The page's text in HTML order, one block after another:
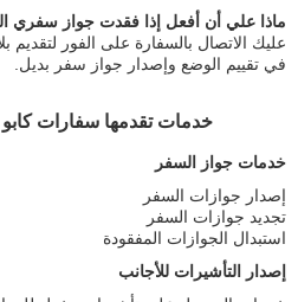
ماذا علي أن أفعل إذا فقدت جواز سفري
عليك الاتصال بالسفارة على الفور لتقديم
في تقييم الوضع وإصدار جواز سفر بديل.
خدمات تقدمها سفارات
خدمات جواز السفر
إصدار جوازات السفر
تجديد جوازات السفر
استبدال الجوازات المفقودة
إصدار التأشيرات للأجانب